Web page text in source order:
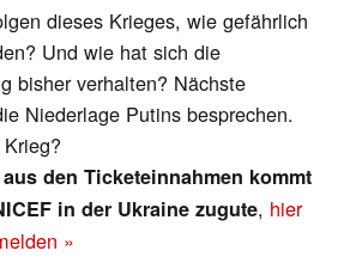
dieses Krieges, wie gefährlich
Und wie hat sich die
bisher verhalten? Nächste
Niederlage Putins besprechen.
den Ticketeinnahmen kommt
in der Ukraine zugute, hier
»